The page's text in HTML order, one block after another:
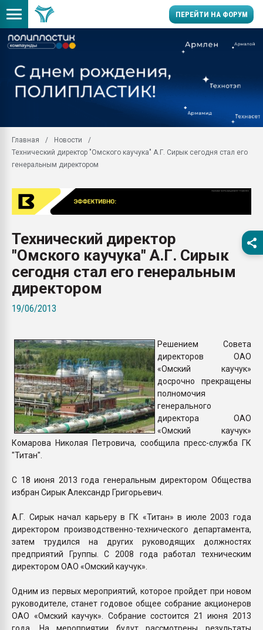
ПЕРЕЙТИ НА ФОРУМ
заводу пластмасс"
первый план в
28.07.2026
ситуацией на
Всё, что касается
Главная
Новости
Технический директор "Омского каучука" А.Г. Сирык сегодня стал его
генеральным директором
Технический директор
"Омского каучука" А.Г. Сирык
сегодня стал его генеральным
директором
19/06/2013
Решением Совета
директоров ОАО
«Омский каучук»
досрочно прекращены
полномочия
генерального
директора ОАО
«Омский каучук»
Комарова Николая Петровича, сообщила пресс-служба ГК
"Титан".
С 18 июня 2013 года генеральным директором Общества
избран Сирык Александр Григорьевич.
А.Г. Сирык начал карьеру в ГК «Титан» в июле 2003 года
директором производственно-технического департамента,
затем трудился на других руководящих должностях
предприятий Группы. С 2008 года работал техническим
директором ОАО «Омский каучук».
Одним из первых мероприятий, которое пройдет при новом
руководителе, станет годовое общее собрание акционеров
ОАО «Омский каучук». Собрание состоится 21 июня 2013
года. На мероприятии будут рассмотрены результаты